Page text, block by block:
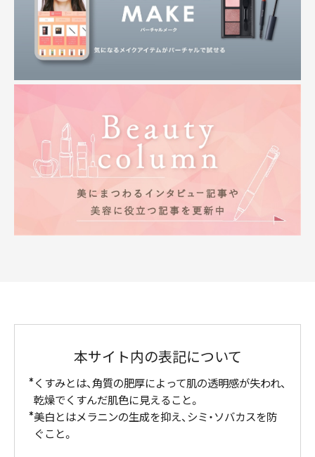
本サイト内の表記について
くすみとは、角質の肥厚によって肌の透明感が失われ、
乾燥でくすんだ肌色に見えること。
美白とはメラニンの生成を抑え、シミ・ソバカスを防
ぐこと。